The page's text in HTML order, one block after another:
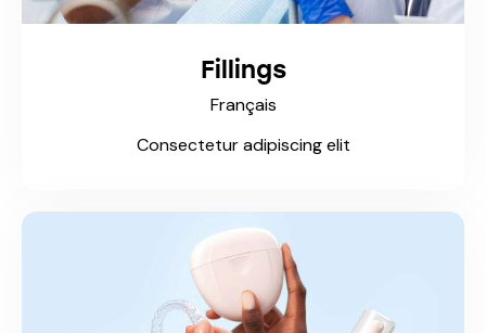
Fillings
Français
Consectetur adipiscing elit